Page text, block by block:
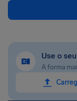
Use o
A forma